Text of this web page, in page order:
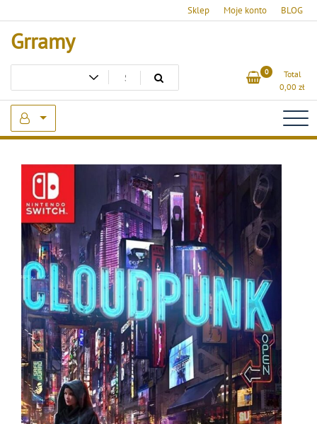
to
content
Sklep Moje konto BLOG
Grramy
0
Total
0,00 zł